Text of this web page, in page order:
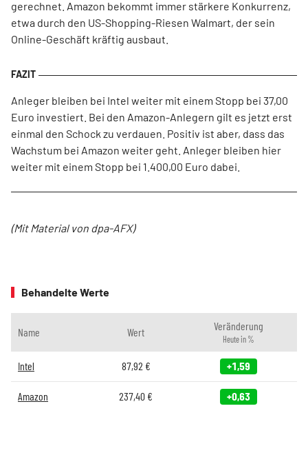
gerechnet. Amazon bekommt immer stärkere Konkurrenz,
etwa durch den US-Shopping-Riesen Walmart, der sein
Online-Geschäft kräftig ausbaut.
Anleger bleiben bei Intel weiter mit einem Stopp bei 37,00
Euro investiert. Bei den Amazon-Anlegern gilt es jetzt erst
einmal den Schock zu verdauen. Positiv ist aber, dass das
Wachstum bei Amazon weiter geht. Anleger bleiben hier
weiter mit einem Stopp bei 1.400,00 Euro dabei.
(Mit Material von dpa-AFX)
Behandelte Werte
Name Wert Veränderung
Heute in %
Intel 87,92 € +1,59
Amazon 237,40 € +0,63